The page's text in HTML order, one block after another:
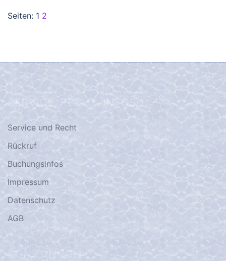
Seiten: 1 2
SERVICE, RECHT, INFOS…
Service und Recht
Rückruf
Buchungsinfos
Impressum
Datenschutz
AGB
SONST NOCH